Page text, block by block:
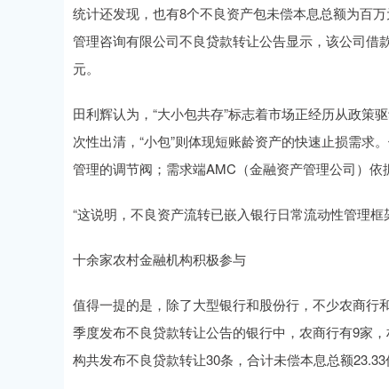
统计还发现，也有8个不良资产包未偿本息总额为百
管理咨询有限公司不良贷款转让公告显示，该公司借
元。
田利辉认为，“大小包共存”标志着市场正经历从政策
次性出清，“小包”则体现短账龄资产的快速止损需求
管理的调节阀；需求端AMC（金融资产管理公司）依
“这说明，不良资产流转已嵌入银行日常流动性管理
十余家农村金融机构积极参与
值得一提的是，除了大型银行和股份行，不少农商
季度发布不良贷款转让公告的银行中，农商行有9家
构共发布不良贷款转让30条，合计未偿本息总额23.33